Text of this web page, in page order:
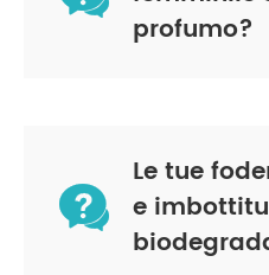
profumo?

Le tue
e